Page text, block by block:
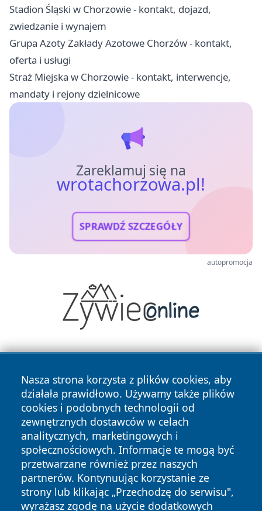
Stadion Śląski w Chorzowie - kontakt, dojazd,
zwiedzanie i wynajem
Grupa Azoty Zakłady Azotowe Chorzów - kontakt,
oferta i usługi
Straż Miejska w Chorzowie - kontakt, interwencje,
mandaty i rejony dzielnicowe
Zareklamuj się na
wrotachorzowa.pl!
SPRAWDŹ SZCZEGÓŁY
autopromocja
Nasza strona korzysta z plików cookies, aby
działała prawidłowo. Używamy także plików
cookies i podobnych technologii od
zewnętrznych dostawców w celach
analitycznych, marketingowych i
społecznościowych. Informacje te mogą być
przetwarzane również przez naszych
partnerów. Kontynuując korzystanie ze
strony lub klikając „Przechodzę do serwisu",
wyrażasz zgodę na użycie dodatkowych
Copyright © 2026 wrotachorzowa.pl Wszystkie prawa
zastrzeżone.
News Autorzy
Polityka
Prywatności
Polityka
Cookies